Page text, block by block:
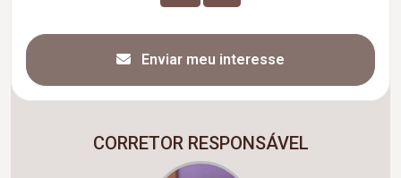
Enviar meu interesse
CORRETOR RESPONSÁVEL